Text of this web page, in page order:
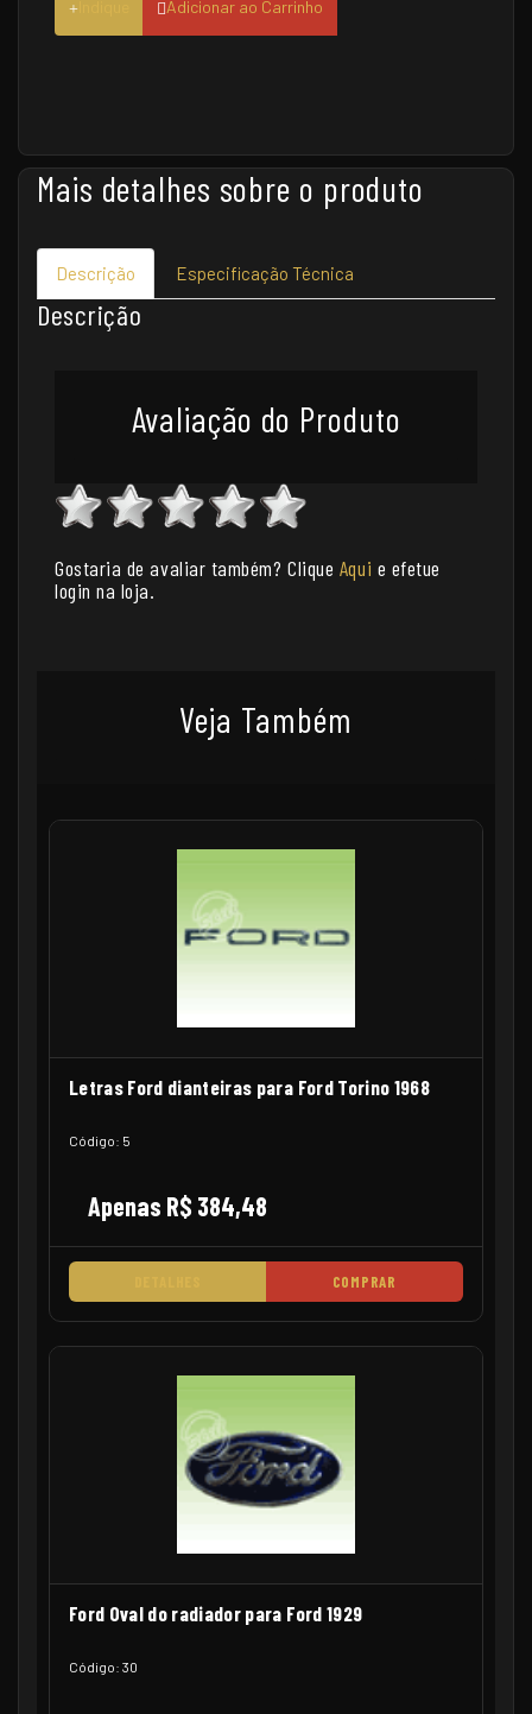
Adicionar ao Carrinho
Mais detalhes sobre o produto
Descrição Especificação Técnica
Descrição
Avaliação do Produto
Gostaria de avaliar também? Clique Aqui e efetue
login na loja.
Veja Também
Letras Ford dianteiras para Ford Torino 1968
Código: 5
Apenas R$ 384,48
COMPRAR
Ford Oval do radiador para Ford 1929
Código: 30